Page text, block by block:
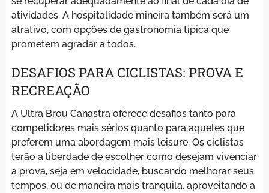
atividades. A hospitalidade mineira também será um
atrativo, com opções de gastronomia típica que
prometem agradar a todos.
DESAFIOS PARA CICLISTAS: PROVA E
RECREAÇÃO
A Ultra Brou Canastra oferece desafios tanto para
competidores mais sérios quanto para aqueles que
preferem uma abordagem mais leisure. Os ciclistas
terão a liberdade de escolher como desejam vivenciar
a prova, seja em velocidade, buscando melhorar seus
tempos, ou de maneira mais tranquila, aproveitando a